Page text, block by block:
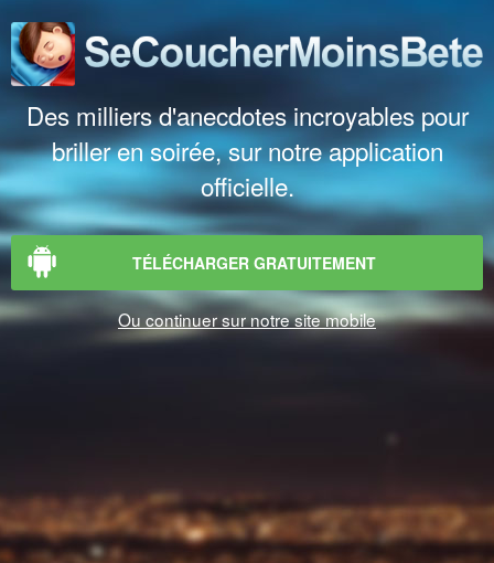
Des milliers d'anecdotes incroyables pour
briller en soirée, sur notre application
officielle.
TÉLÉCHARGER GRATUITEMENT
Ou continuer sur notre site mobile